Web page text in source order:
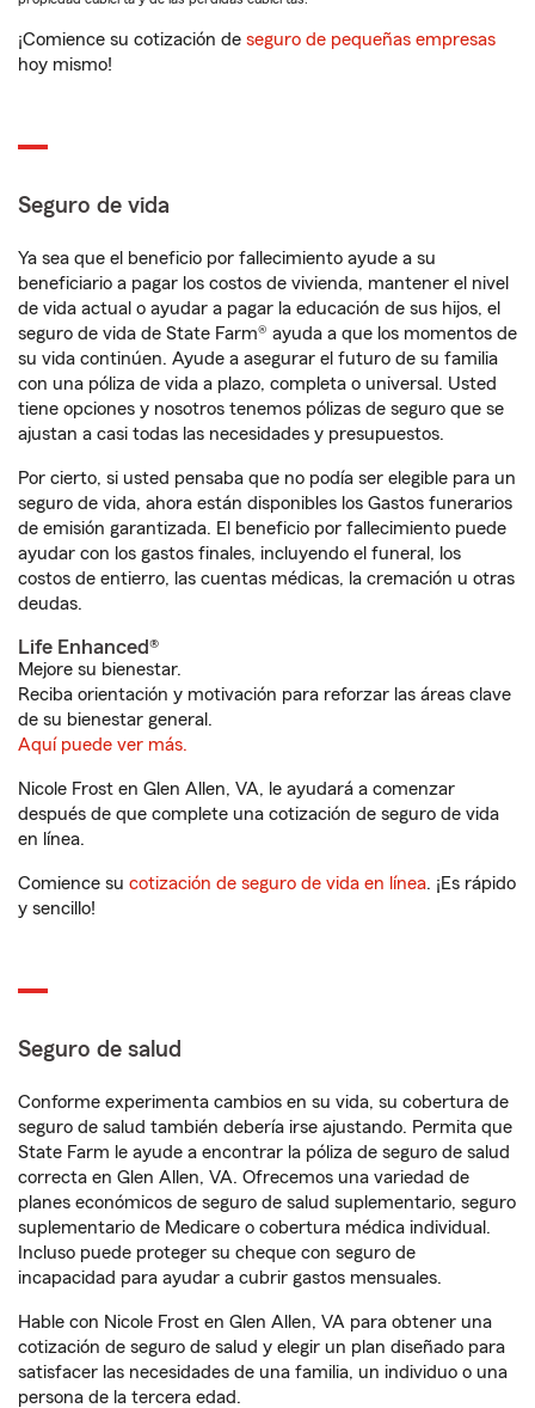
¡Comience su cotización de seguro de pequeñas empresas
hoy mismo!
Seguro de vida
Ya sea que el beneficio por fallecimiento ayude a su
beneficiario a pagar los costos de vivienda, mantener el nivel
de vida actual o ayudar a pagar la educación de sus hijos, el
seguro de vida de State Farm® ayuda a que los momentos de
su vida continúen. Ayude a asegurar el futuro de su familia
con una póliza de vida a plazo, completa o universal. Usted
tiene opciones y nosotros tenemos pólizas de seguro que se
ajustan a casi todas las necesidades y presupuestos.
Por cierto, si usted pensaba que no podía ser elegible para un
seguro de vida, ahora están disponibles los Gastos funerarios
de emisión garantizada. El beneficio por fallecimiento puede
ayudar con los gastos finales, incluyendo el funeral, los
costos de entierro, las cuentas médicas, la cremación u otras
deudas.
Life Enhanced®
Mejore su bienestar.
Reciba orientación y motivación para reforzar las áreas clave
de su bienestar general.
Aquí puede ver más.
Nicole Frost en Glen Allen, VA, le ayudará a comenzar
después de que complete una cotización de seguro de vida
en línea.
Comience su cotización de seguro de vida en línea. ¡Es rápido
y sencillo!
Seguro de salud
Conforme experimenta cambios en su vida, su cobertura de
seguro de salud también debería irse ajustando. Permita que
State Farm le ayude a encontrar la póliza de seguro de salud
correcta en Glen Allen, VA. Ofrecemos una variedad de
planes económicos de seguro de salud suplementario, seguro
suplementario de Medicare o cobertura médica individual.
Incluso puede proteger su cheque con seguro de
incapacidad para ayudar a cubrir gastos mensuales.
Hable con Nicole Frost en Glen Allen, VA para obtener una
cotización de seguro de salud y elegir un plan diseñado para
satisfacer las necesidades de una familia, un individuo o una
persona de la tercera edad.